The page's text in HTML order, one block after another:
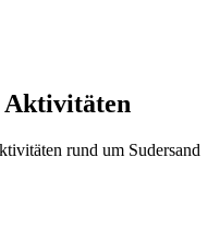
Aktivitäten
rund um Sudersand